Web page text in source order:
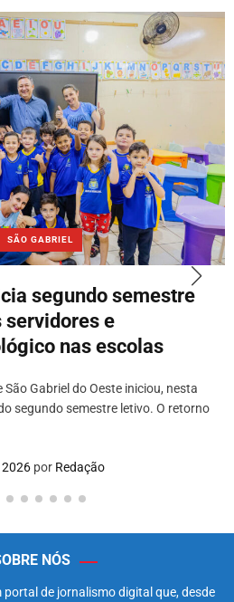
SÃO GABRIEL
segundo semestre
servidores e
nas escolas
Gabriel do Oeste iniciou, nesta
segundo semestre letivo. O retorno
2026 por Redação
NÓS
portal de jornalismo digital que, desde